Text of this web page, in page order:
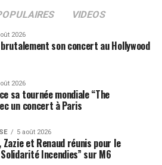
VIDEOS
2026
brutalement son concert au Hollywood
2026
sa tournée mondiale “The
un concert à Paris
5 août 2026
Zazie et Renaud réunis pour le
Incendies” sur M6